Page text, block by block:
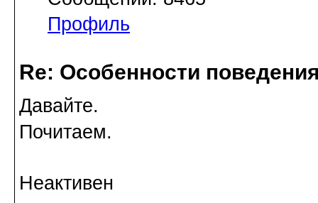
Профиль
Re: Особенности
Давайте.
Почитаем.
Неактивен